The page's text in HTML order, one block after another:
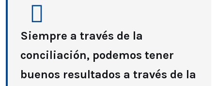
Siempre a través de la
conciliación, podemos tener
buenos resultados a través de la